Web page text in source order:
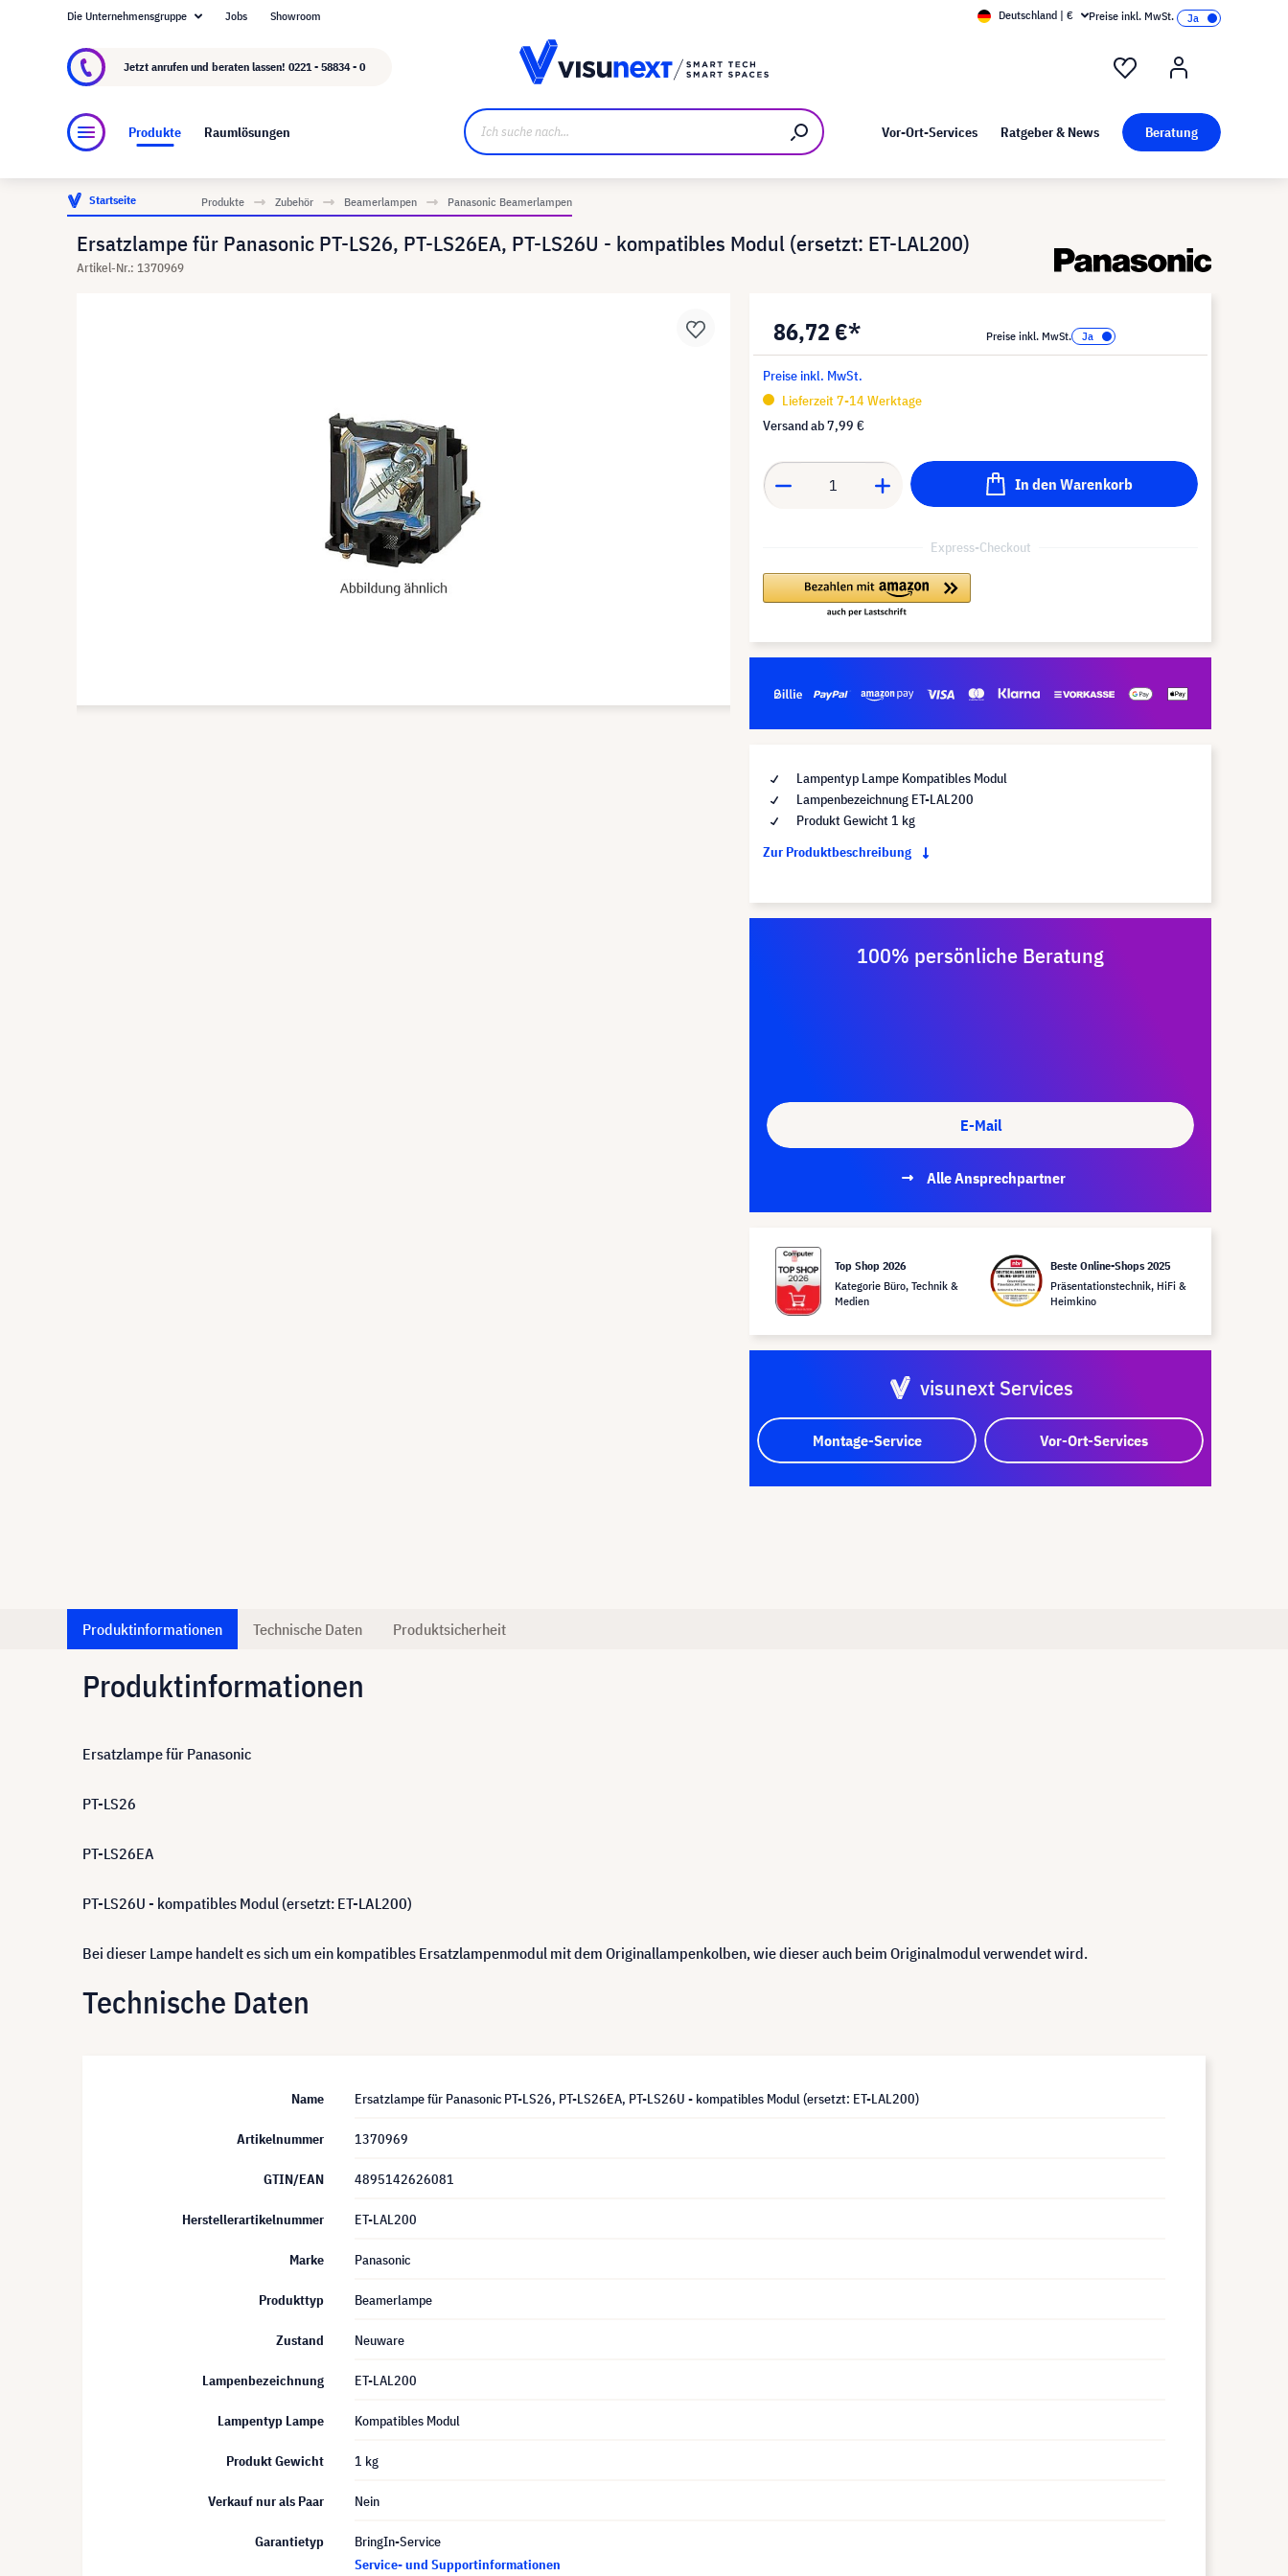
Über visunext.de Kunst bei visunext
Die Unternehmensgruppe Jobs Showroom Deutschland | € Preise inkl. MwSt.
Jetzt anrufen und beraten lassen! 0221 - 58834 - 0
Produkte Raumlösungen Vor-Ort-Services Ratgeber & News Beratung
Startseite Produkte Zubehör Beamerlampen Panasonic Beamerlampen
Ersatzlampe für Panasonic PT-LS26, PT-LS26EA, PT-LS26U - kompatibles Modul (ersetzt: ET-LAL200)
Artikel-Nr.: 1370969
86,72 €* Preise inkl. MwSt.
Preise inkl. MwSt.
Lieferzeit 7-14 Werktage
Versand ab7,99 €
In den Warenkorb
Express-Checkout
Lampentyp Lampe Kompatibles Modul
Lampenbezeichnung ET-LAL200
Produkt Gewicht 1 kg
Zur Produktbeschreibung
100% persönliche Beratung
E-Mail
Alle Ansprechpartner
Top Shop 2026
Kategorie Büro, Technik &
Medien
Beste Online-Shops 2025
Präsentationstechnik, HiFi &
Heimkino
visunext Services
Montage-Service Vor-Ort-Services
Produktinformationen Technische Daten Produktsicherheit
Produktinformationen
Ersatzlampe für Panasonic
PT-LS26
PT-LS26EA
PT-LS26U - kompatibles Modul (ersetzt: ET-LAL200)
Bei dieser Lampe handelt es sich um ein kompatibles Ersatzlampenmodul mit dem Originallampenkolben, wie dieser auch beim Originalmodul verwendet wird.
Technische Daten
Name Ersatzlampe für Panasonic PT-LS26, PT-LS26EA, PT-LS26U - kompatibles Modul (ersetzt: ET-LAL200)
Artikelnummer 1370969
GTIN/EAN 4895142626081
Herstellerartikelnummer ET-LAL200
Marke Panasonic
Produkttyp Beamerlampe
Zustand Neuware
Lampenbezeichnung ET-LAL200
Lampentyp Lampe Kompatibles Modul
Produkt Gewicht 1 kg
Verkauf nur als Paar Nein
Garantietyp
BringIn-Service
Service- und Supportinformationen